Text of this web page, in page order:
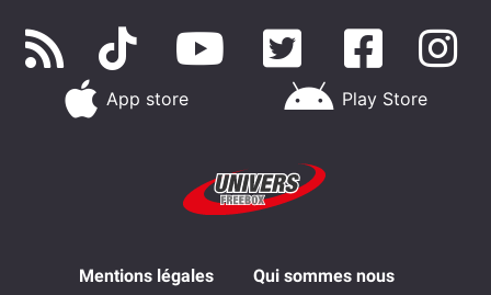
App store Play Store
Mentions légales Qui sommes nous